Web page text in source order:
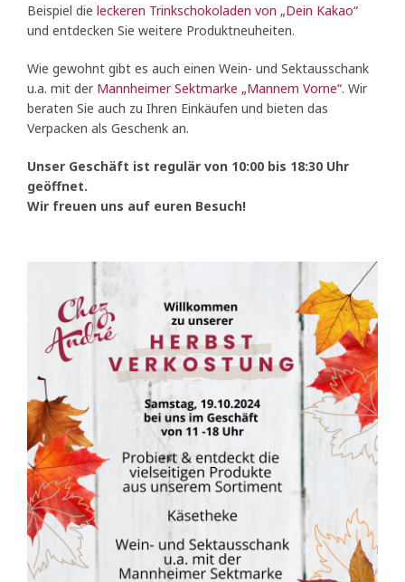
Beispiel die leckeren Trinkschokoladen von „Dein Kakao“
und entdecken Sie weitere Produktneuheiten.
Wie gewohnt gibt es auch einen Wein- und Sektausschank
u.a. mit der Mannheimer Sektmarke „Mannem Vorne“. Wir
beraten Sie auch zu Ihren Einkäufen und bieten das
Verpacken als Geschenk an.
Unser Geschäft ist regulär von 10:00 bis 18:30 Uhr
geöffnet.
Wir freuen uns auf euren Besuch!